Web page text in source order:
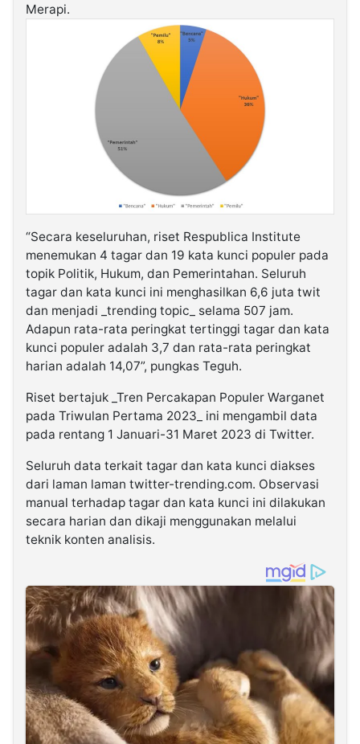
Merapi.
“Secara keseluruhan, riset Respublica Institute
menemukan 4 tagar dan 19 kata kunci populer pada
topik Politik, Hukum, dan Pemerintahan. Seluruh
tagar dan kata kunci ini menghasilkan 6,6 juta twit
dan menjadi _trending topic_ selama 507 jam.
Adapun rata-rata peringkat tertinggi tagar dan kata
kunci populer adalah 3,7 dan rata-rata peringkat
harian adalah 14,07”, pungkas Teguh.
Riset bertajuk _Tren Percakapan Populer Warganet
pada Triwulan Pertama 2023_ ini mengambil data
pada rentang 1 Januari-31 Maret 2023 di Twitter.
Seluruh data terkait tagar dan kata kunci diakses
dari laman laman twitter-trending.com. Observasi
manual terhadap tagar dan kata kunci ini dilakukan
secara harian dan dikaji menggunakan melalui
teknik konten analisis.